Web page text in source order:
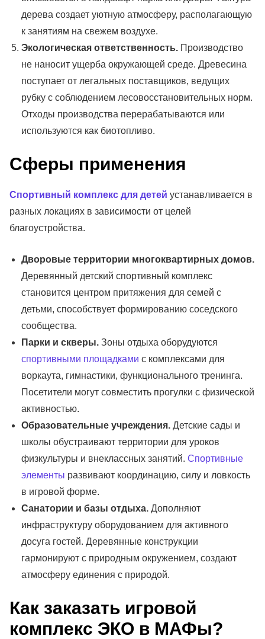
дерева создает уютную атмосферу, располагающую
к занятиям на свежем воздухе.
Экологическая ответственность. Производство
не наносит ущерба окружающей среде. Древесина
поступает от легальных поставщиков, ведущих
рубку с соблюдением лесовосстановительных норм.
Отходы производства перерабатываются или
используются как биотопливо.
Сферы применения
Спортивный комплекс для детей устанавливается в
разных локациях в зависимости от целей
благоустройства.
Дворовые территории многоквартирных домов.
Деревянный детский спортивный комплекс
становится центром притяжения для семей с
детьми, способствует формированию соседского
сообщества.
Парки и скверы. Зоны отдыха оборудуются
спортивными площадками с комплексами для
воркаута, гимнастики, функционального тренинга.
Посетители могут совместить прогулки с физической
активностью.
Образовательные учреждения. Детские сады и
школы обустраивают территории для уроков
физкультуры и внеклассных занятий. Спортивные
элементы развивают координацию, силу и ловкость
в игровой форме.
Санатории и базы отдыха. Дополняют
инфраструктуру оборудованием для активного
досуга гостей. Деревянные конструкции
гармонируют с природным окружением, создают
атмосферу единения с природой.
Как заказать игровой
комплекс ЭКО в МАФы?